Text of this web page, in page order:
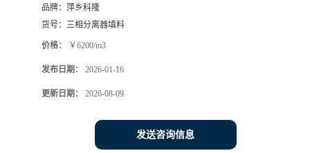
品牌： 萍乡科隆
货号： 三相分离器填料
价格： ￥6200/m3
发布日期： 2026-01-16
更新日期： 2026-08-09
发送咨询信息